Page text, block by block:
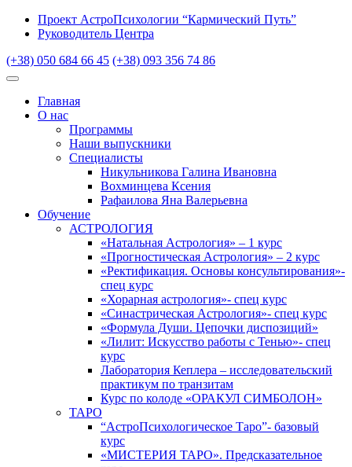
Проект АстроПсихологии “Кармический Путь”
Руководитель Центра
(+38) 050 684 66 45 (+38) 093 356 74 86
Главная
О нас
Программы
Наши выпускники
Специалисты
Никульникова Галина Ивановна
Вохминцева Ксения
Рафаилова Яна Валерьевна
Обучение
АСТРОЛОГИЯ
«Натальная Астрология» – 1 курс
«Прогностическая Астрология» – 2 курс
«Ректификация. Основы консультирования»-
спец курс
«Хорарная астрология»- спец курс
«Синастрическая Астрология»- спец курс
«Формула Души. Цепочки диспозиций»
«Лилит: Искусство работы с Тенью»- спец
курс
Лаборатория Кеплера – исследовательский
практикум по транзитам
Курс по колоде «ОРАКУЛ СИМБОЛОН»
ТАРО
“АстроПсихологическое Таро”- базовый
курс
«МИСТЕРИЯ ТАРО». Предсказательное